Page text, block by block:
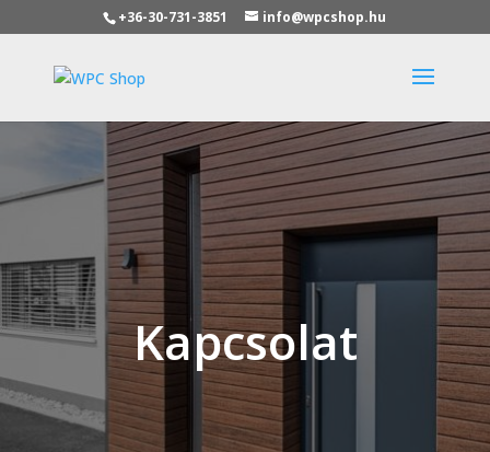
+36-30-731-3851 info@wpcshop.hu
Kapcsolat